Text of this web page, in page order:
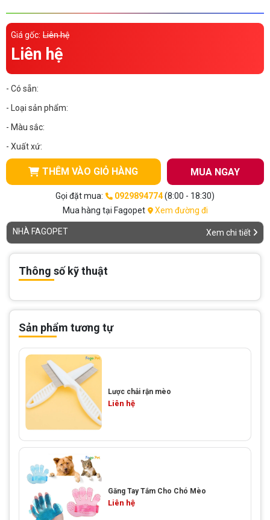
spa cho thú cưng
CHÍNH SÁCH
Chính sách mua hàng
Chính sách bảo hành
Chính sách đổi trả
0929894774
Giá gốc: Liên hệ
Liên hệ
- Có sẵn:
- Loại sản phẩm:
- Màu sắc:
- Xuất xứ:
THÊM VÀO GIỎ HÀNG MUA NGAY
Gọi đặt mua: 0929894774(8:00 - 18:30)
Mua hàng tại Fagopet
Xem đường đi
NHÀ FAGOPET Xem chi tiết
Thông số kỹ thuật
Sản phẩm tương tự
Lược chải rận mèo
Liên hệ
Găng Tay Tắm Cho Chó Mèo
Liên hệ